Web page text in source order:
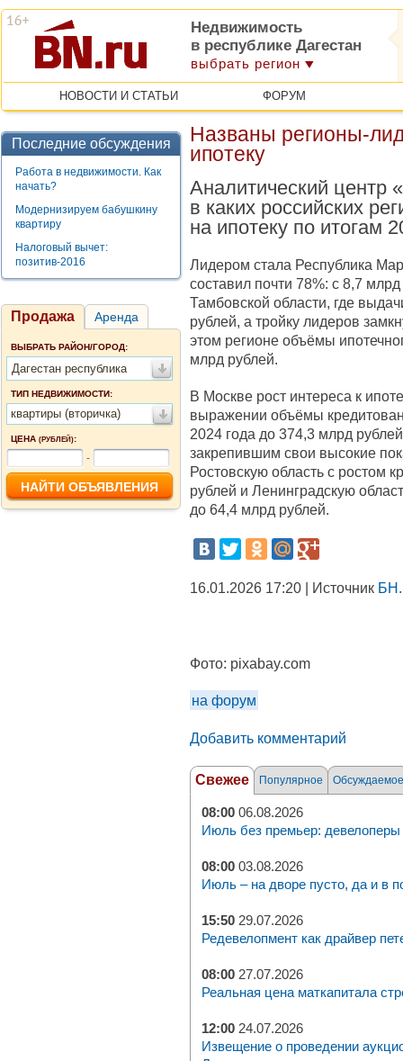
Недвижимость
в республике Дагестан
выбрать регион
НОВОСТИ И СТАТЬИ ФОРУМ
Последние обсуждения
Работа в недвижимости. Как
начать?
Модернизируем бабушкину
квартиру
Налоговый вычет:
позитив-2016
Продажа Аренда
ВЫБРАТЬ РАЙОН/ГОРОД:
Дагестан республика
ТИП НЕДВИЖИМОСТИ:
квартиры (вторичка)
ЦЕНА (РУБЛЕЙ):
-
Названы регионы-
ипотеку
Аналитический центр
в каких российских
на ипотеку по итогам
Лидером стала Республика
составил почти 78%: с 8,7
Тамбовской области, где
рублей, а тройку лидеров
этом регионе объёмы
млрд рублей.
В Москве рост интереса к
выражении объёмы
2024 года до 374,3 млрд
закрепившим свои высокие
Ростовскую область с ростом
рублей и Ленинградскую
до 64,4 млрд рублей.
16.01.2026 17:20 | Источник
Фото: pixabay.com
на форум
Добавить комментарий
Свежее Популярное Обсуждаемое
08:00 06.08.2026
Июль без премьер: девелоперы
08:00 03.08.2026
Июль – на дворе пусто, да и в
15:50 29.07.2026
Редевелопмент как драйвер
08:00 27.07.2026
Реальная цена маткапитала
12:00 24.07.2026
Извещение о проведении